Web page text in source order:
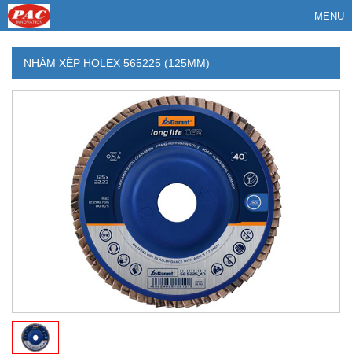
MENU
NHÁM XẾP HOLEX 565225 (125MM)